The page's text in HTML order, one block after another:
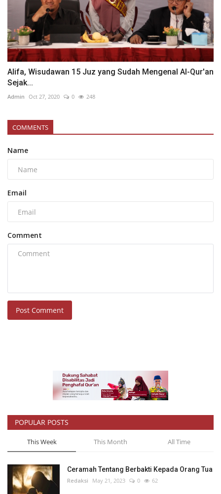
Alifa, Wisudawan 15 Juz yang Sudah Mengenal Al-Qur'an
Sejak...
Admin Oct 27, 2020 0 248
COMMENTS
Name
Email
Comment
Post Comment
POPULAR POSTS
This Week This Month All Time
Ceramah Tentang Berbakti Kepada Orang Tua
Redaksi May 21, 2023 0 62